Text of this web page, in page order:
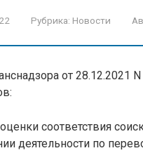
Рубрика: Новости
от
соответствия
деятельности по